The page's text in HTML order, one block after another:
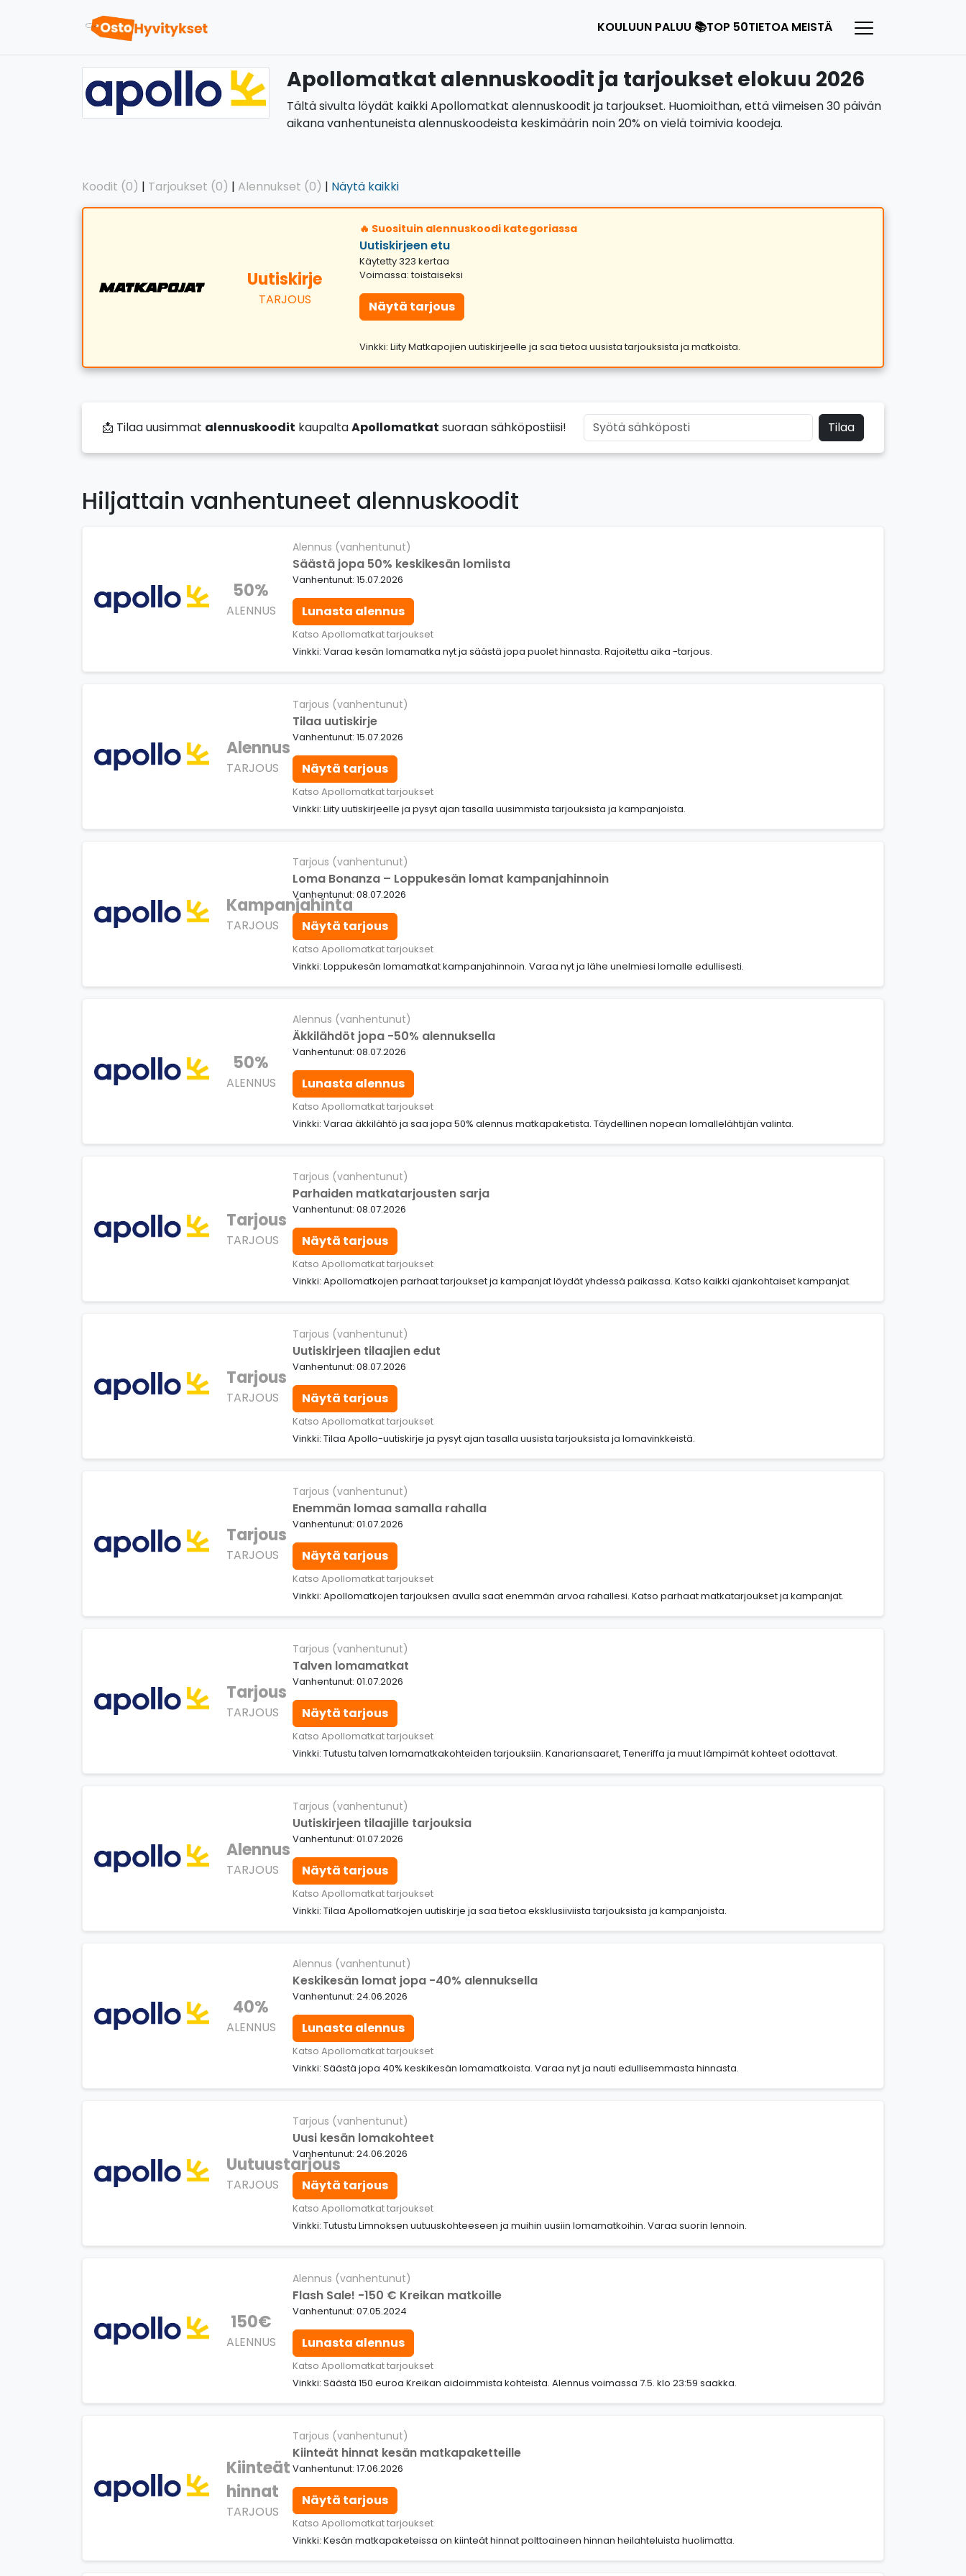
KOULUUN PALUU 📚TOP 50TIETOA MEISTÄ
Apollomatkat alennuskoodit ja tarjoukset elokuu 2026
Tältä sivulta löydät kaikki Apollomatkat alennuskoodit ja tarjoukset. Huomioithan, että viimeisen 30 päivän
aikana vanhentuneista alennuskoodeista keskimäärin noin 20% on vielä toimivia koodeja.
Koodit (0) | Tarjoukset (0) | Alennukset (0) | Näytä kaikki
Uutiskirje
TARJOUS
🔥 Suosituin alennuskoodi kategoriassa
Uutiskirjeen etu
Käytetty 323 kertaa
Voimassa: toistaiseksi
Näytä tarjous
Vinkki: Liity Matkapojien uutiskirjeelle ja saa tietoa uusista tarjouksista ja matkoista.
📩 Tilaa uusimmat alennuskoodit kaupaltaApollomatkat suoraan sähköpostiisi! Tilaa
Hiljattain vanhentuneet alennuskoodit
50%
ALENNUS
Alennus (vanhentunut)
Säästä jopa 50% keskikesän lomiista
Vanhentunut: 15.07.2026
Lunasta alennus
Katso Apollomatkat tarjoukset
Vinkki: Varaa kesän lomamatka nyt ja säästä jopa puolet hinnasta. Rajoitettu aika -tarjous.
Alennus
TARJOUS
Tarjous (vanhentunut)
Tilaa uutiskirje
Vanhentunut: 15.07.2026
Näytä tarjous
Katso Apollomatkat tarjoukset
Vinkki: Liity uutiskirjeelle ja pysyt ajan tasalla uusimmista tarjouksista ja kampanjoista.
Kampanjahinta
TARJOUS
Tarjous (vanhentunut)
Loma Bonanza – Loppukesän lomat kampanjahinnoin
Vanhentunut: 08.07.2026
Näytä tarjous
Katso Apollomatkat tarjoukset
Vinkki: Loppukesän lomamatkat kampanjahinnoin. Varaa nyt ja lähe unelmiesi lomalle edullisesti.
50%
ALENNUS
Alennus (vanhentunut)
Äkkilähdöt jopa -50% alennuksella
Vanhentunut: 08.07.2026
Lunasta alennus
Katso Apollomatkat tarjoukset
Vinkki: Varaa äkkilähtö ja saa jopa 50% alennus matkapaketista. Täydellinen nopean lomallelähtijän valinta.
Tarjous
TARJOUS
Tarjous (vanhentunut)
Parhaiden matkatarjousten sarja
Vanhentunut: 08.07.2026
Näytä tarjous
Katso Apollomatkat tarjoukset
Vinkki: Apollomatkojen parhaat tarjoukset ja kampanjat löydät yhdessä paikassa. Katso kaikki ajankohtaiset kampanjat.
Tarjous
TARJOUS
Tarjous (vanhentunut)
Uutiskirjeen tilaajien edut
Vanhentunut: 08.07.2026
Näytä tarjous
Katso Apollomatkat tarjoukset
Vinkki: Tilaa Apollo-uutiskirje ja pysyt ajan tasalla uusista tarjouksista ja lomavinkkeistä.
Tarjous
TARJOUS
Tarjous (vanhentunut)
Enemmän lomaa samalla rahalla
Vanhentunut: 01.07.2026
Näytä tarjous
Katso Apollomatkat tarjoukset
Vinkki: Apollomatkojen tarjouksen avulla saat enemmän arvoa rahallesi. Katso parhaat matkatarjoukset ja kampanjat.
Tarjous
TARJOUS
Tarjous (vanhentunut)
Talven lomamatkat
Vanhentunut: 01.07.2026
Näytä tarjous
Katso Apollomatkat tarjoukset
Vinkki: Tutustu talven lomamatkakohteiden tarjouksiin. Kanariansaaret, Teneriffa ja muut lämpimät kohteet odottavat.
Alennus
TARJOUS
Tarjous (vanhentunut)
Uutiskirjeen tilaajille tarjouksia
Vanhentunut: 01.07.2026
Näytä tarjous
Katso Apollomatkat tarjoukset
Vinkki: Tilaa Apollomatkojen uutiskirje ja saa tietoa eksklusiiviista tarjouksista ja kampanjoista.
40%
ALENNUS
Alennus (vanhentunut)
Keskikesän lomat jopa -40% alennuksella
Vanhentunut: 24.06.2026
Lunasta alennus
Katso Apollomatkat tarjoukset
Vinkki: Säästä jopa 40% keskikesän lomamatkoista. Varaa nyt ja nauti edullisemmasta hinnasta.
Uutuustarjous
TARJOUS
Tarjous (vanhentunut)
Uusi kesän lomakohteet
Vanhentunut: 24.06.2026
Näytä tarjous
Katso Apollomatkat tarjoukset
Vinkki: Tutustu Limnoksen uutuuskohteeseen ja muihin uusiin lomamatkoihin. Varaa suorin lennoin.
150€
ALENNUS
Alennus (vanhentunut)
Flash Sale! -150 € Kreikan matkoille
Vanhentunut: 07.05.2024
Lunasta alennus
Katso Apollomatkat tarjoukset
Vinkki: Säästä 150 euroa Kreikan aidoimmista kohteista. Alennus voimassa 7.5. klo 23:59 saakka.
Kiinteät
hinnat
TARJOUS
Tarjous (vanhentunut)
Kiinteät hinnat kesän matkapaketteille
Vanhentunut: 17.06.2026
Näytä tarjous
Katso Apollomatkat tarjoukset
Vinkki: Kesän matkapaketeissa on kiinteät hinnat polttoaineen hinnan heilahteluista huolimatta.